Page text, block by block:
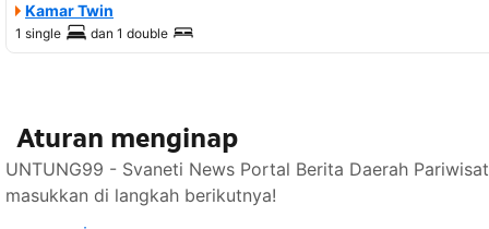
Kamar Twin
1 single dan 1 double
Aturan menginap
UNTUNG99 - Svaneti News Portal Berita Daerah
masukkan di langkah berikutnya!